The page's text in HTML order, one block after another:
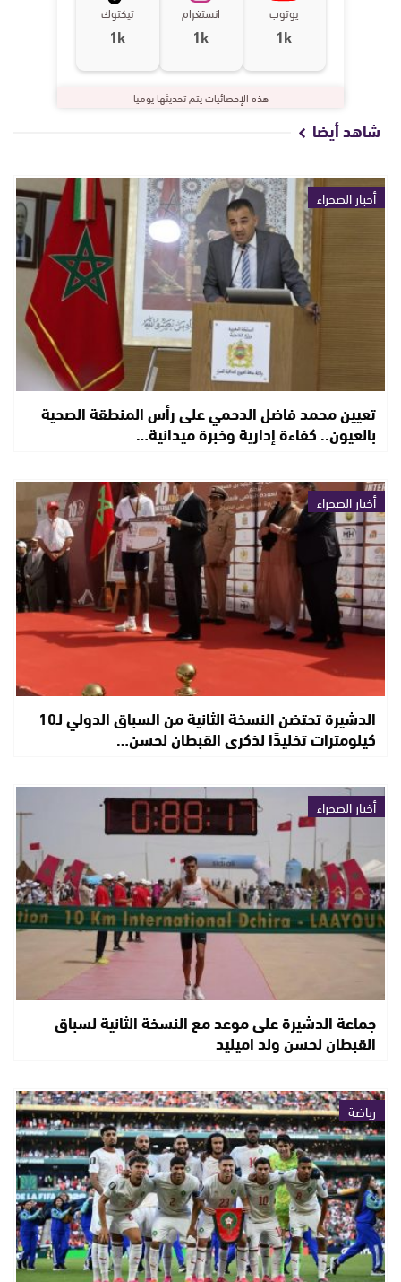
يوتوب
1k
انستغرام
1k
تيكتوك
1k
هذه الإحصائيات يتم تحديثها يوميا
شاهد أيضا
أخبار الصحراء
تعيين محمد فاضل الدحمي على رأس المنطقة الصحية
بالعيون.. كفاءة إدارية وخبرة ميدانية…
أخبار الصحراء
الدشيرة تحتضن النسخة الثانية من السباق الدولي لـ10
كيلومترات تخليدًا لذكرى القبطان لحسن…
أخبار الصحراء
جماعة الدشيرة على موعد مع النسخة الثانية لسباق
القبطان لحسن ولد اميليد
رياضة